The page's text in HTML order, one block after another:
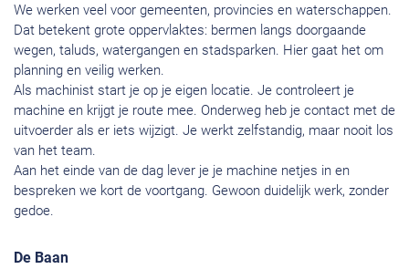
We werken veel voor gemeenten, provincies en waterschappen.
Dat betekent grote oppervlaktes: bermen langs doorgaande
wegen, taluds, watergangen en stadsparken. Hier gaat het om
planning en veilig werken.
Als machinist start je op je eigen locatie. Je controleert je
machine en krijgt je route mee. Onderweg heb je contact met de
uitvoerder als er iets wijzigt. Je werkt zelfstandig, maar nooit los
van het team.
Aan het einde van de dag lever je je machine netjes in en
bespreken we kort de voortgang. Gewoon duidelijk werk, zonder
gedoe.
De Baan